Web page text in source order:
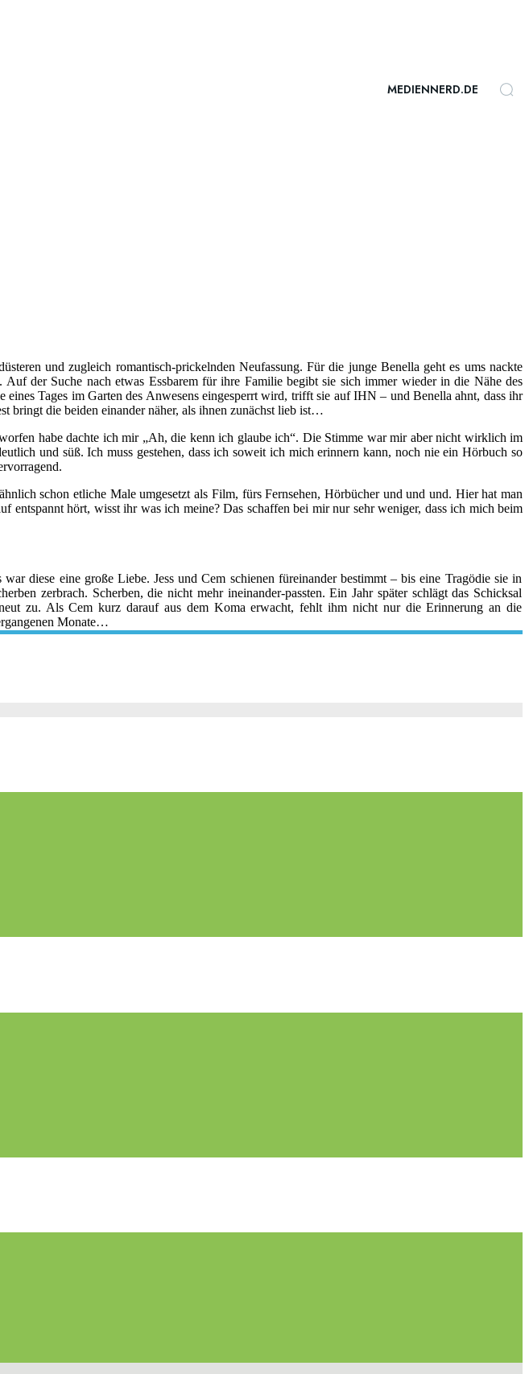
MEDIENNERD.DE
und zugleich romantisch-prickelnden Neufassung. Für die junge Benella geht es ums nackte
der Suche nach etwas Essbarem für ihre Familie begibt sie sich immer wieder in die Nähe des
Tages im Garten des Anwesens eingesperrt wird, trifft sie auf IHN – und Benella ahnt, dass ihr
bringt die beiden einander näher, als ihnen zunächst lieb ist…
habe dachte ich mir „Ah, die kenn ich glaube ich“. Die Stimme war mir aber nicht wirklich im
und süß. Ich muss gestehen, dass ich soweit ich mich erinnern kann, noch nie ein Hörbuch so
schon etliche Male umgesetzt als Film, fürs Fernsehen, Hörbücher und und und. Hier hat man
entspannt hört, wisst ihr was ich meine? Das schaffen bei mir nur sehr weniger, dass ich mich beim
war diese eine große Liebe. Jess und Cem schienen füreinander bestimmt – bis eine Tragödie sie in
zerbrach. Scherben, die nicht mehr ineinander-passten. Ein Jahr später schlägt das Schicksal
zu. Als Cem kurz darauf aus dem Koma erwacht, fehlt ihm nicht nur die Erinnerung an die
Monate…